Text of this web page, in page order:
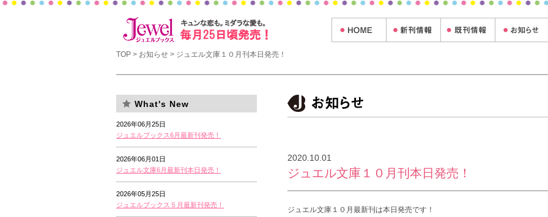
TOP > お知らせ > ジュエル文庫１０月刊本日発売！
What's New
2026年06月25日
ジュエルブックス6月最新刊発売！
2026年06月01日
ジュエル文庫6月最新刊本日発売！
2026年05月25日
ジュエルブックス５月最新刊発売！
2020.10.01
ジュエル文庫１０月刊本日発売！
ジュエル文庫１０月最新刊は本日発売です！